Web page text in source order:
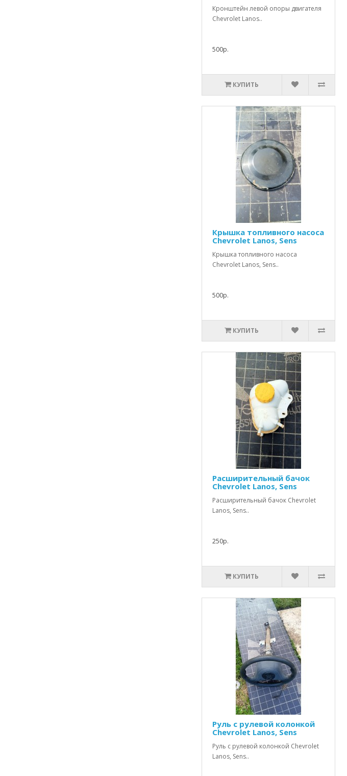
Кронштейн левой опоры двигателя
Chevrolet Lanos..
500р.
КУПИТЬ
Крышка топливного насоса
Chevrolet Lanos, Sens
Крышка топливного насоса
Chevrolet Lanos, Sens..
500р.
КУПИТЬ
Расширительный бачок
Chevrolet Lanos, Sens
Расширительный бачок Chevrolet
Lanos, Sens..
250р.
КУПИТЬ
Руль с рулевой колонкой
Chevrolet Lanos, Sens
Руль с рулевой колонкой Chevrolet
Lanos, Sens..